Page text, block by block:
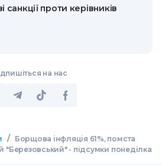
проти керівників
на нас
/
Борщова інфляція 61%, помста
"Березовський" - підсумки понеділка